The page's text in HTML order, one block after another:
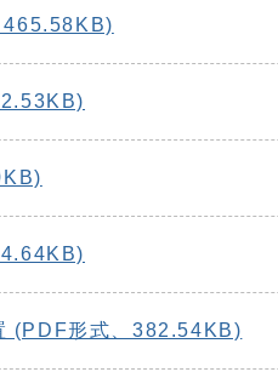
465.58KB)
(PDF形式、382.54KB)